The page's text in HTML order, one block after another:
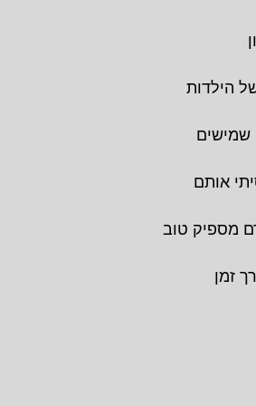
הילדות
שמישים
אותם
מספיק טוב
זמן